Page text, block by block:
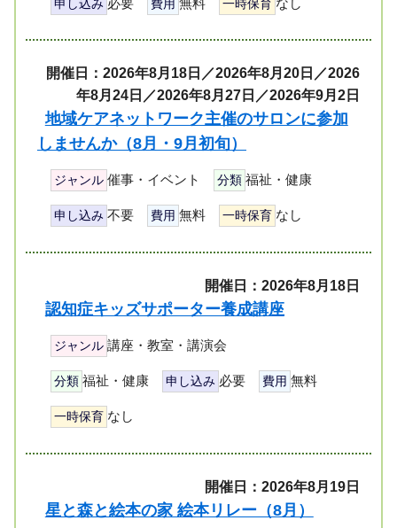
申し込み 費用 一時保育
開催日：2026年8月18日／2026年8月20日／2026
年8月24日／2026年8月27日／2026年9月2日
地域ケアネットワーク主催のサロンに参加
しませんか（8月・9月初旬）
ジャンル 催事・イベント 分類 福祉・健康
申し込み 不要 費用 無料 一時保育 なし
開催日：2026年8月18日
認知症キッズサポーター養成講座
ジャンル 講座・教室・講演会
分類 福祉・健康 申し込み 必要 費用 無料
一時保育 なし
開催日：2026年8月19日
星と森と絵本の家 絵本リレー（8月）